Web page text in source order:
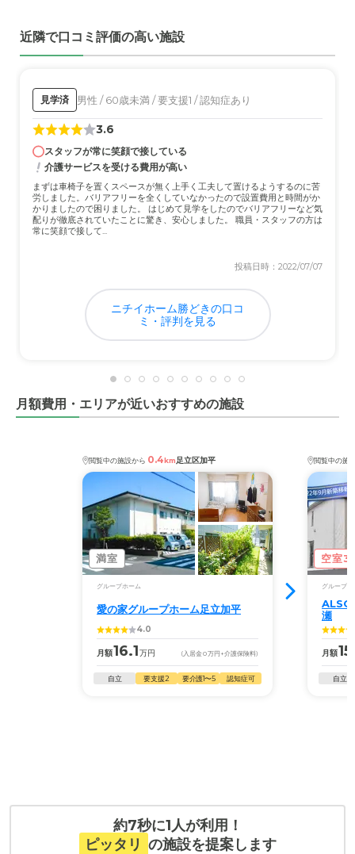
近隣で口コミ評価の高い施設
見学済 男性 / 60歳未満 / 要支援1 / 認知症あり
3.6
スタッフが常に笑顔で接している
介護サービスを受ける費用が高い
まずは車椅子を置くスペースが無く上手く工夫して置けるようするのに苦
労しました。バリアフリーを全くしていなかったので設置費用と時間がか
かりましたので困りました。 はじめて見学をしたのでバリアフリーなど気
配りが徹底されていたことに驚き、安心しました。 職員・スタッフの方は
常に笑顔で接して...
投稿日時：2022/07/07
ニチイホーム勝どきの口コ
ミ・評判を見る
月額費用・エリアが近いおすすめの施設
閲覧中の施設から 0.4km足立区加平
満室
グループホーム
愛の家グループホーム足立加平
4.0
月額16.1万円 (入居金0万円 +介護保険料)
自立 要支援2 要介護1〜5 認知症可
閲覧中の施
空室3
グループホ
瀬
月額
自立
約7秒に1人が利用！
ピッタリ の施設を提案します